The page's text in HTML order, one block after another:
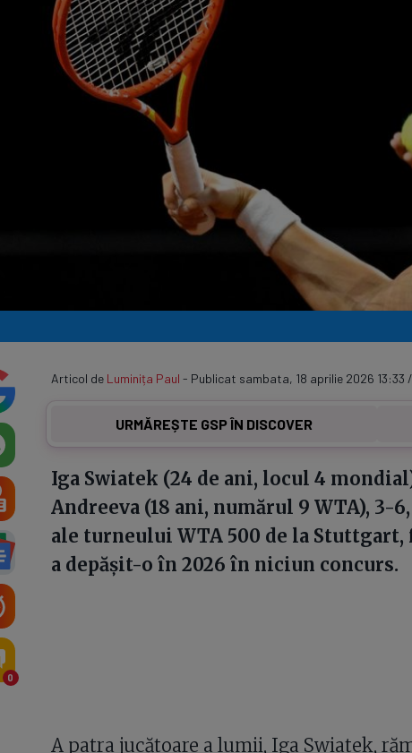
Program TV
0
Articol de Luminița Paul - Publicat sambata, 18 aprilie 2026
URMĂREȘTE GSP ÎN DISCOVER
Iga Swiatek (24 de ani, locul 4
Andreeva (18 ani, numărul 9 WTA),
ale turneului WTA 500 de la Stuttgart,
a depășit-o în 2026 în niciun concurs.
A patra jucătoare a lumii, Iga Swiatek,